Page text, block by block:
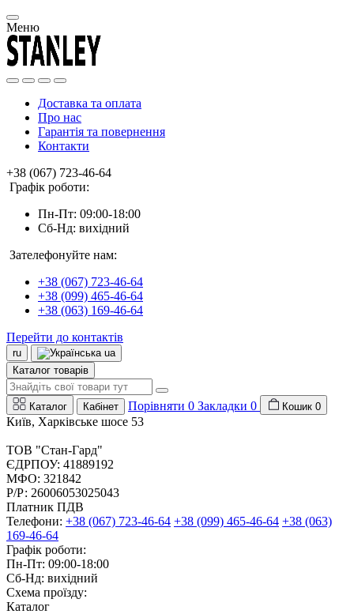
Меню
Доставка та оплата
Про нас
Гарантія та повернення
Контакти
+38 (067) 723-46-64
Графік роботи:
Пн-Пт: 09:00-18:00
Сб-Нд: вихідний
Зателефонуйте нам:
+38 (067) 723-46-64
+38 (099) 465-46-64
+38 (063) 169-46-64
Перейти до контактів
ru
ua
Каталог товарів
Каталог Кабінет Порівняти 0 Закладки 0 Кошик 0
Київ, Харківське шосе 53
ТОВ "Стан-Гард"
ЄДРПОУ: 41889192
МФО: 321842
Р/Р: 26006053025043
Платник ПДВ
Телефони: +38 (067) 723-46-64 +38 (099) 465-46-64 +38 (063)
169-46-64
Графік роботи:
Пн-Пт: 09:00-18:00
Сб-Нд: вихідний
Схема проїзду:
Каталог